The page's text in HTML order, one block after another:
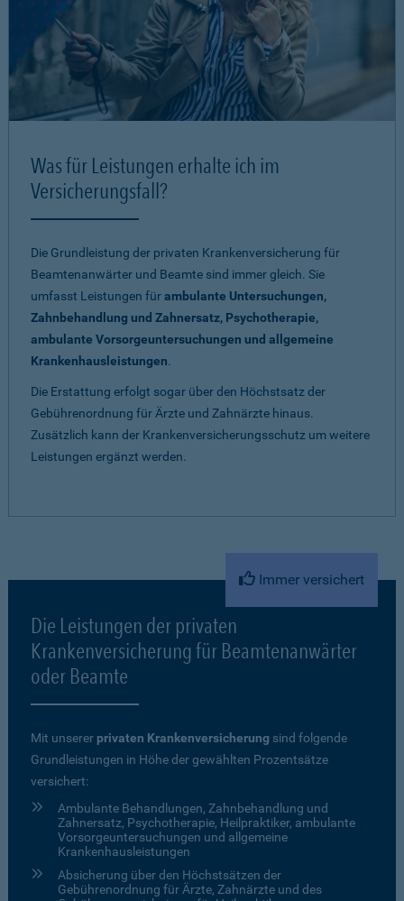
Was für Leistungen erhalte ich im
Versicherungsfall?
Die Grundleistung der privaten Krankenversicherung für
Beamtenanwärter und Beamte sind immer gleich. Sie
umfasst Leistungen fürambulante Untersuchungen,
Zahnbehandlung und Zahnersatz, Psychotherapie,
ambulante Vorsorgeuntersuchungen und allgemeine
Krankenhausleistungen.
Die Erstattung erfolgt sogar über den Höchstsatz der
Gebührenordnung für Ärzte und Zahnärzte hinaus.
Zusätzlich kann der Krankenversicherungsschutz um weitere
Leistungen ergänzt werden.
Immer versichert
Die Leistungen der privaten
Krankenversicherung für Beamtenanwärter
oder Beamte
Mit unserer privaten Krankenversicherung sind folgende
Grundleistungen in Höhe der gewählten Prozentsätze
versichert:
Ambulante Behandlungen, Zahnbehandlung und
Zahnersatz, Psychotherapie, Heilpraktiker, ambulante
Vorsorgeuntersuchungen und allgemeine
Krankenhausleistungen
Absicherung über den Höchstsätzen der
Gebührenordnung für Ärzte, Zahnärzte und des